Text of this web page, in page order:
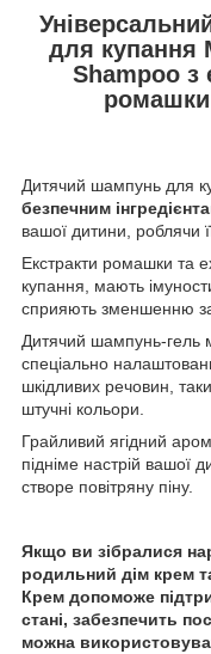
для купання
Shampoo з
ромашки
Дитячий шампунь для
безпечним
вашої дитини, роблячи
Екстракти ромашки та
купання, мають
сприяють зменшенню
Дитячий шампунь-гель
спеціально
шкідливих речовин,
штучні кольори.
Грайливий ягідний
підніме настрій вашої
створе повітряну піну.
Якщо ви зібралися
родильний дім крем
Крем допоможе
стані, забезпечить
можна